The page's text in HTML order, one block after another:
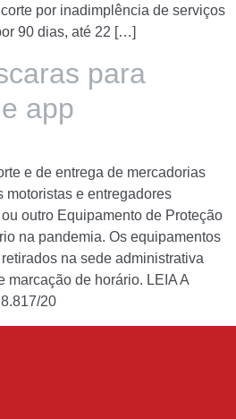
por inadimplência de serviços
90 dias, até 22 […]
para
app
e de entrega de mercadorias
motoristas e entregadores
outro Equipamento de Proteção
na pandemia. Os equipamentos
na sede administrativa
marcação de horário. LEIA A
20